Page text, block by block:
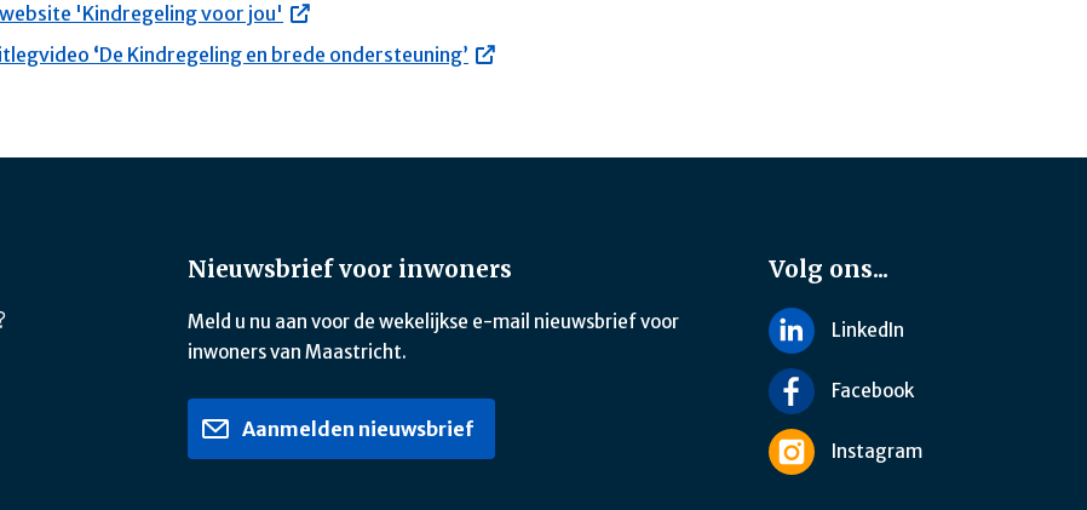
website 'Kindregeling voor jou'
‘De Kindregeling en brede ondersteuning’
Nieuwsbrief voor inwoners
Meld u nu aan voor de wekelijkse e-mail nieuwsbrief voor
inwoners van Maastricht.
Aanmelden nieuwsbrief
Volg ons...
LinkedIn
Facebook
Instagram